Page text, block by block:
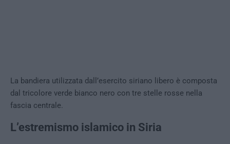
La bandiera utilizzata dall’esercito siriano libero è composta
dal tricolore verde bianco nero con tre stelle rosse nella
fascia centrale.
L’estremismo islamico in Siria